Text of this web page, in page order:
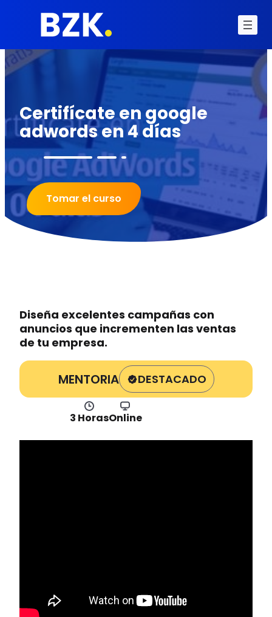
Certifícate en google
adwords en 4 días
Tomar el curso
Diseña excelentes campañas con
anuncios que incrementen las ventas
de tu empresa.
MENTORIA DESTACADO
3 HorasOnline